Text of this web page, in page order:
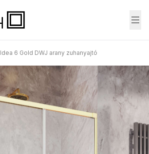
Idea 6 Gold DWJ arany zuhanyajtó